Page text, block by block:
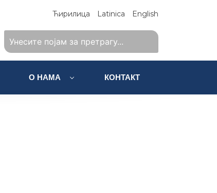
Ћирилица Latinica English
О НАМА КОНТАКТ